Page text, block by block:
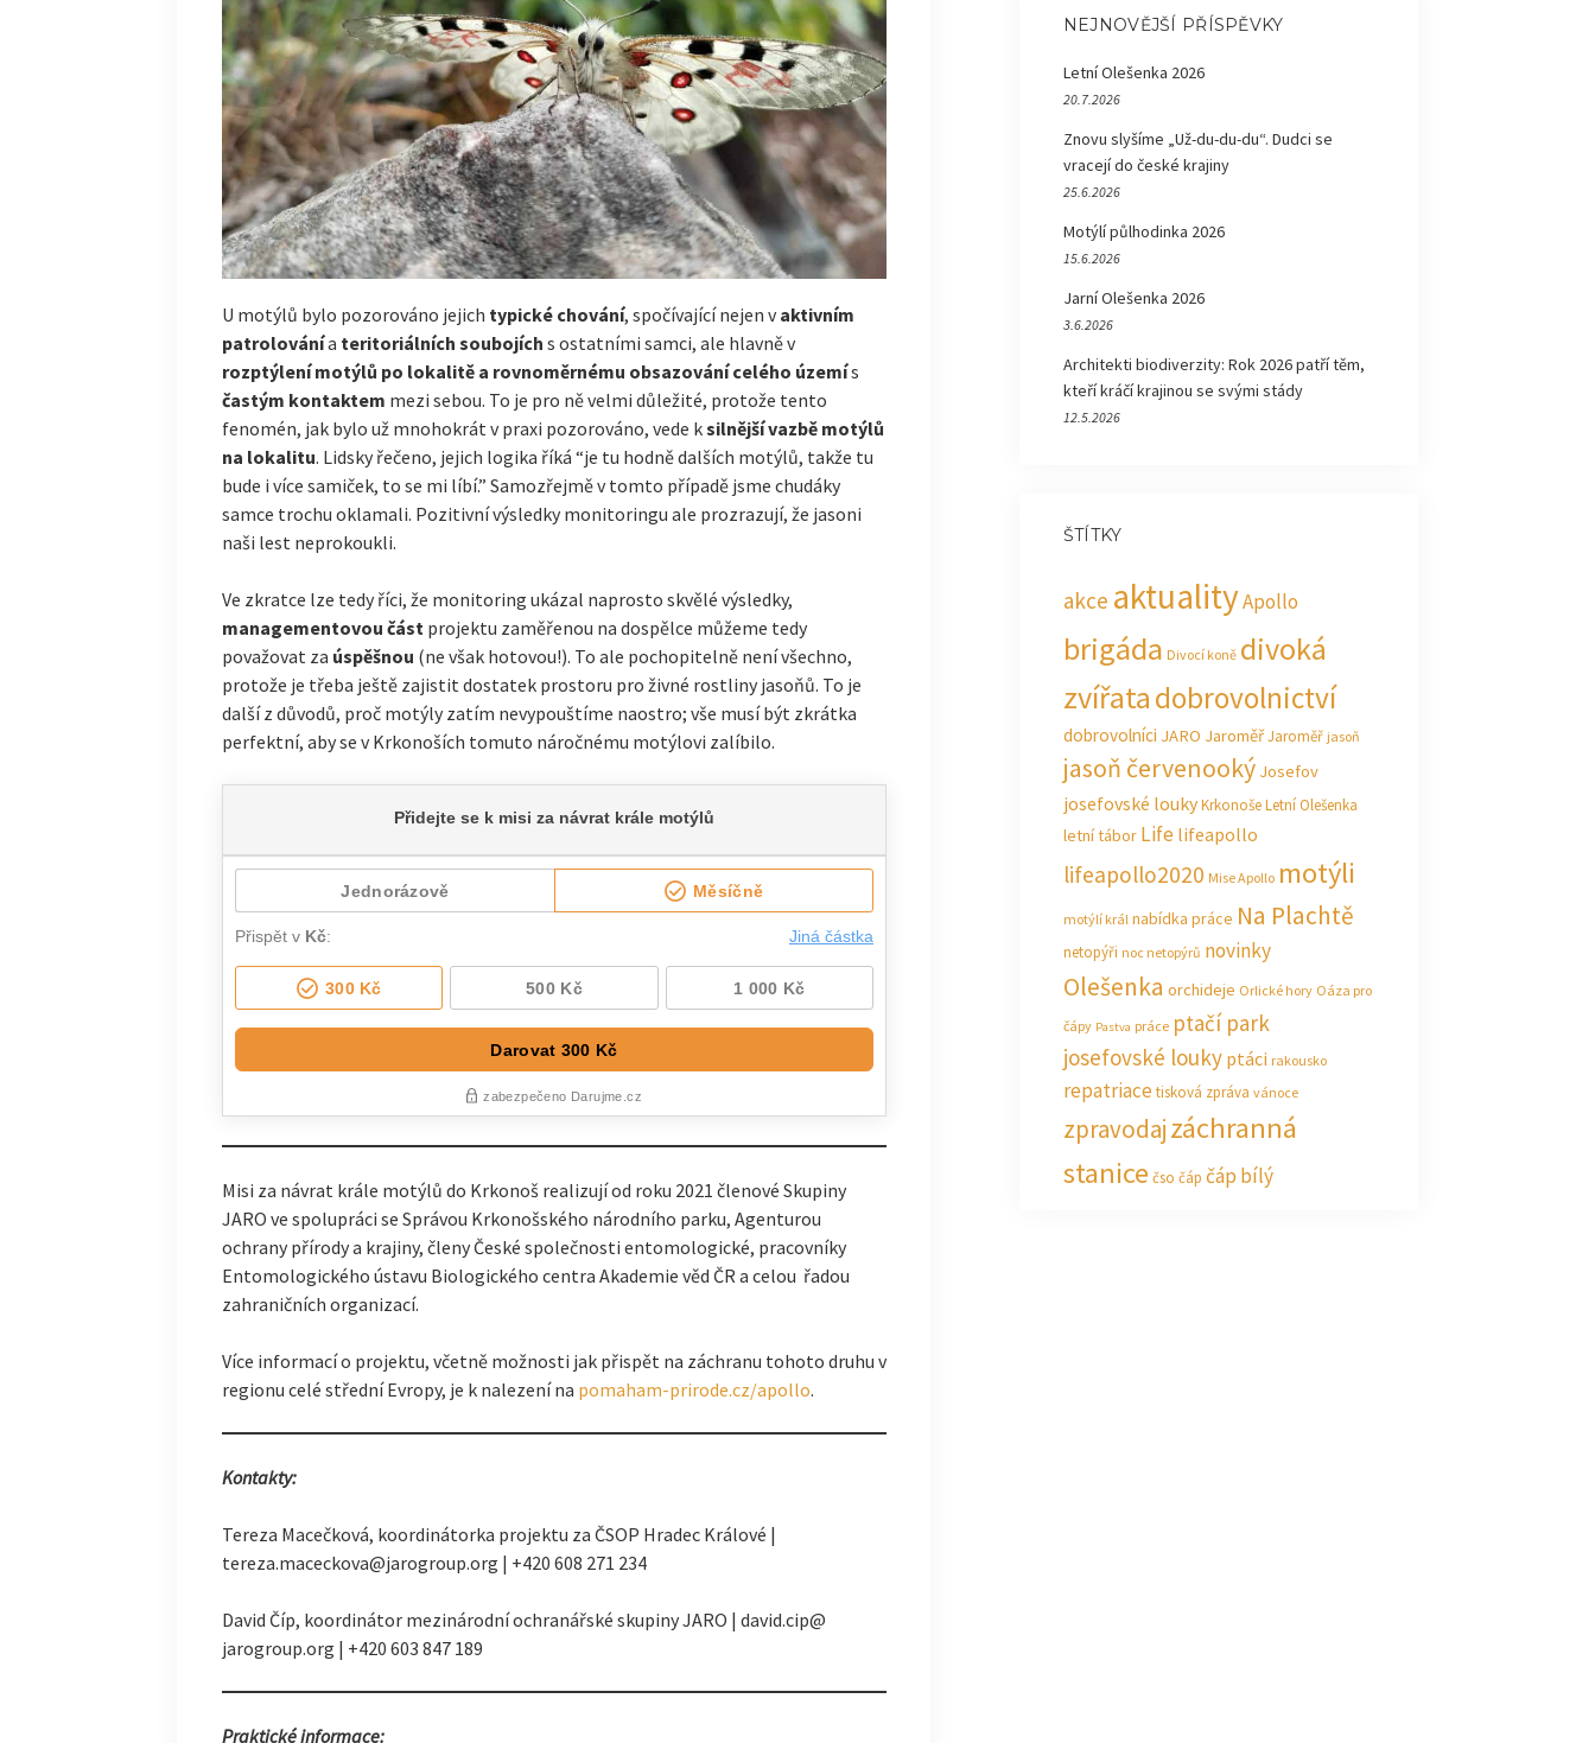
U motýlů bylo pozorováno jejich typické chování, spočívající nejen vaktivním
patrolovánía teritoriálních soubojích s ostatními samci, ale hlavně v
rozptýlení motýlů po lokalitě a rovnoměrnému obsazování celého územís
častým kontaktem mezi sebou. To je pro ně velmi důležité, protože tento
fenomén, jak bylo už mnohokrát v praxi pozorováno, vede ksilnější vazbě motýlů
na lokalitu. Lidsky řečeno, jejich logika říká “je tu hodně dalších motýlů, takže tu
bude i více samiček, to se mi líbí.” Samozřejmě v tomto případě jsme chudáky
samce trochu oklamali. Pozitivní výsledky monitoringu ale prozrazují, že jasoni
naši lest neprokoukli.
Ve zkratce lze tedy říci, že monitoring ukázal naprosto skvělé výsledky,
managementovou část projektu zaměřenou na dospělce můžeme tedy
považovat za úspěšnou (ne však hotovou!). To ale pochopitelně není všechno,
protože je třeba ještě zajistit dostatek prostoru pro živné rostliny jasoňů. To je
další z důvodů, proč motýly zatím nevypouštíme naostro; vše musí být zkrátka
perfektní, aby se v Krkonoších tomuto náročnému motýlovi zalíbilo.
Misi za návrat krále motýlů do Krkonoš realizují od roku 2021 členové Skupiny
JARO ve spolupráci se Správou Krkonošského národního parku, Agenturou
ochrany přírody a krajiny, členy České společnosti entomologické, pracovníky
Entomologického ústavu Biologického centra Akademie věd ČR a celou řadou
zahraničních organizací.
Více informací o projektu, včetně možnosti jak přispět na záchranu tohoto druhu v
regionu celé střední Evropy, je k nalezení na pomaham-prirode.cz/apollo.
Kontakty:
Tereza Macečková, koordinátorka projektu za ČSOP Hradec Králové |
tereza.maceckova@jarogroup.org | +420 608 271 234
David Číp, koordinátor mezinárodní ochranářské skupiny JARO | david.cip@
jarogroup.org | +420 603 847 189
Praktické informace:
NEJNOVĚJŠÍ PŘÍSPĚVKY
Letní Olešenka 2026
20.7.2026
Znovu slyšíme „Už-du-du-du“. Dudci se
vracejí do české krajiny
25.6.2026
Motýlí půlhodinka 2026
15.6.2026
Jarní Olešenka 2026
3.6.2026
Architekti biodiverzity: Rok 2026 patří těm,
kteří kráčí krajinou se svými stády
12.5.2026
ŠTÍTKY
akce aktualityApollo
brigáda Divocí koně divoká
zvířatadobrovolnictví
dobrovolníci JARO JaroměřJaroměř jasoň
jasoň červenooký Josefov
josefovské loukyKrkonošeLetní Olešenka
letní tábor Life lifeapollo
lifeapollo2020 Mise Apollo motýli
motýlí král nabídka práce Na Plachtě
netopýři noc netopýrů novinky
Olešenka orchideje Orlické hory Oáza pro
čápy Pastva práce ptačí park
josefovské louky ptáci rakousko
repatriacetisková zpráva vánoce
zpravodajzáchranná
stanice čso čáp čáp bílý